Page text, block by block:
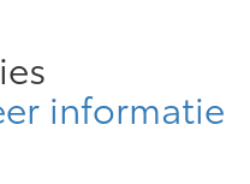
informatie